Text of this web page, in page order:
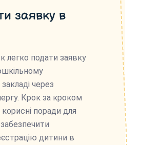
заявку в
легко подати заявку
через
Крок за кроком
корисні поради для
дитини в